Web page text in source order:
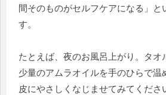
間そのものがセルフケアになる」と
す。
たとえば、夜のお風呂上がり。タオ
少量のアムラオイルを手のひらで温
皮にやさしくなじませてみてくださ